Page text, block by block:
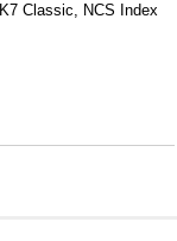
Classic, NCS Index